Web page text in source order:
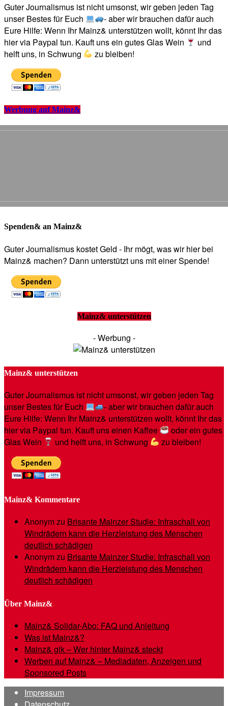
Guter Journalismus ist nicht umsonst, wir geben jeden Tag
unser Bestes für Euch
- aber wir brauchen dafür auch
Eure Hilfe: Wenn Ihr Mainz& unterstützen wollt, könnt Ihr das
hier via Paypal tun. Kauft uns ein gutes Glas Wein
und
helft uns, in Schwung
zu bleiben!
Werbung auf Mainz&
Spenden& an Mainz&
Guter Journalismus kostet Geld - Ihr mögt, was wir hier bei
Mainz& machen? Dann unterstützt uns mit einer Spende!
Mainz& unterstützen
- Werbung -
Mainz& unterstützen
Guter Journalismus ist nicht umsonst, wir geben jeden Tag
unser Bestes für Euch
- aber wir brauchen dafür auch
Eure Hilfe: Wenn Ihr Mainz& unterstützen wollt, könnt Ihr das
hier via Paypal tun. Kauft uns einen Kaffee
oder ein gutes
Glas Wein
und helft uns, in Schwung zu bleiben!
Mainz& Kommentare
Anonymzu Brisante Mainzer Studie: Infraschall von
Windrädern kann die Herzleistung des Menschen
deutlich schädigen
Anonymzu Brisante Mainzer Studie: Infraschall von
Windrädern kann die Herzleistung des Menschen
deutlich schädigen
Über Mainz&
Mainz& Solidar-Abo: FAQ und Anleitung
Was ist Mainz&?
Mainz& gik – Wer hinter Mainz& steckt
Werben auf Mainz& – Mediadaten, Anzeigen und
Sponsored Posts
Impressum